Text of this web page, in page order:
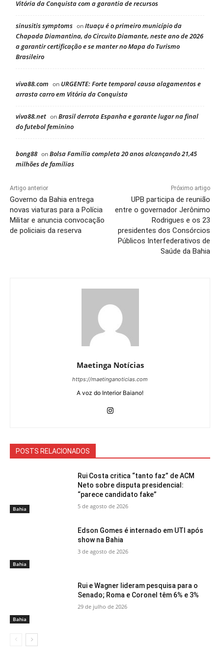
Vitória da Conquista com a garantia de recursos
sinusitis symptoms onItuaçu é o primeiro município da
Chapada Diamantina, do Circuito Diamante, neste ano de 2026
a garantir certificação e se manter no Mapa do Turismo
Brasileiro
viva88.com on URGENTE: Forte temporal causa alagamentos e
arrasta carro em Vitória da Conquista
viva88.net onBrasil derrota Espanha e garante lugar na final
do futebol feminino
bong88 onBolsa Família completa 20 anos alcançando 21,45
milhões de famílias
Artigo anterior
Governo da Bahia entrega
novas viaturas para a Polícia
Militar e anuncia convocação
de policiais da reserva
Próximo artigo
UPB participa de reunião
entre o governador Jerônimo
Rodrigues e os 23
presidentes dos Consórcios
Públicos Interfederativos de
Saúde da Bahia
Maetinga Notícias
https://maetinganoticias.com
A voz do Interior Baiano!
POSTS RELACIONADOS
Bahia
Rui Costa critica “tanto faz” de ACM
Neto sobre disputa presidencial:
“parece candidato fake”
5 de agosto de 2026
Bahia
Edson Gomes é internado em UTI após
show na Bahia
3 de agosto de 2026
Bahia
Rui e Wagner lideram pesquisa para o
Senado; Roma e Coronel têm 6% e 3%
29 de julho de 2026